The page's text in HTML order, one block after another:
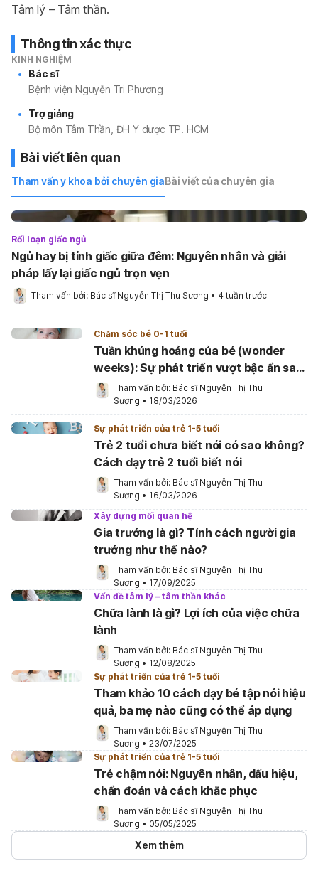
Tâm lý – Tâm thần.
Thông tin xác thực
KINH NGHIỆM
Bác sĩ
Bệnh viện Nguyễn Tri Phương
Trợ giảng
Bộ môn Tâm Thần, ĐH Y dược TP. HCM
Bài viết liên quan
Tham vấn y khoa bởi chuyên giaBài viết của chuyên gia
Rối loạn giấc ngủ
Ngủ hay bị tỉnh giấc giữa đêm: Nguyên nhân và giải
pháp lấy lại giấc ngủ trọn vẹn
Tham vấn bởi: Bác sĩ Nguyễn Thị Thu Sương • 4 tuần trước
Chăm sóc bé 0-1 tuổi
Tuần khủng hoảng của bé (wonder
weeks): Sự phát triển vượt bậc ẩn sau
vẻ “khó ở”
Tham vấn bởi: Bác sĩ Nguyễn Thị Thu
Sương • 18/03/2026
Sự phát triển của trẻ 1-5 tuổi
Trẻ 2 tuổi chưa biết nói có sao không?
Cách dạy trẻ 2 tuổi biết nói
Tham vấn bởi: Bác sĩ Nguyễn Thị Thu
Sương • 16/03/2026
Xây dựng mối quan hệ
Gia trưởng là gì? Tính cách người gia
trưởng như thế nào?
Tham vấn bởi: Bác sĩ Nguyễn Thị Thu
Sương • 17/09/2025
Vấn đề tâm lý – tâm thần khác
Chữa lành là gì? Lợi ích của việc chữa
lành
Tham vấn bởi: Bác sĩ Nguyễn Thị Thu
Sương • 12/08/2025
Sự phát triển của trẻ 1-5 tuổi
Tham khảo 10 cách dạy bé tập nói hiệu
quả, ba mẹ nào cũng có thể áp dụng
Tham vấn bởi: Bác sĩ Nguyễn Thị Thu
Sương • 23/07/2025
Sự phát triển của trẻ 1-5 tuổi
Trẻ chậm nói: Nguyên nhân, dấu hiệu,
chẩn đoán và cách khắc phục
Tham vấn bởi: Bác sĩ Nguyễn Thị Thu
Sương • 05/05/2025
Xem thêm